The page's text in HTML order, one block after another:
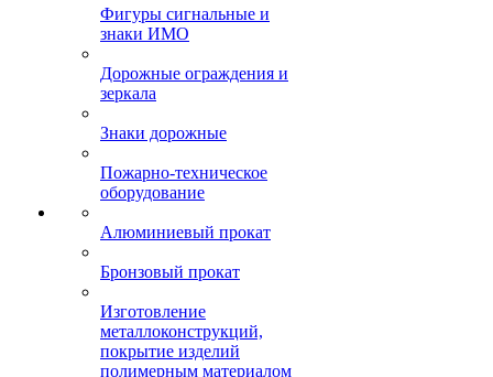
Фигуры сигнальные и
знаки ИМО
Дорожные ограждения и
зеркала
Знаки дорожные
Пожарно-техническое
оборудование
Алюминиевый прокат
Бронзовый прокат
Изготовление
металлоконструкций,
покрытие изделий
полимерным материалом